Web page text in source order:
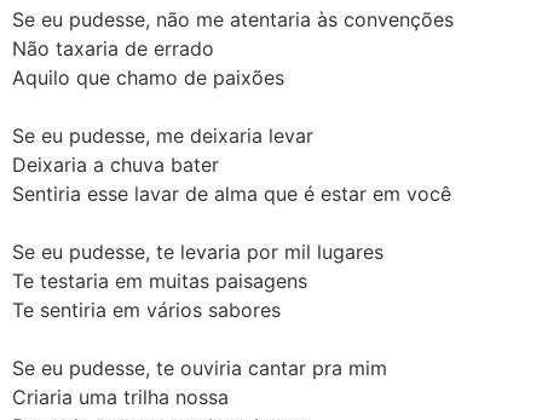
Se eu pudesse, não me atentaria às convenções
Não taxaria de errado
Aquilo que chamo de paixões
Se eu pudesse, me deixaria levar
Deixaria a chuva bater
Sentiria esse lavar de alma que é estar em você
Se eu pudesse, te levaria por mil lugares
Te testaria em muitas paisagens
Te sentiria em vários sabores
Se eu pudesse, te ouviria cantar pra mim
Criaria uma trilha nossa